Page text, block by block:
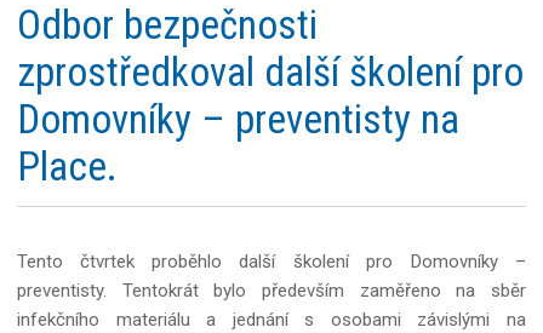
Odbor bezpečnosti
zprostředkoval další školení pro
Domovníky – preventisty na
Place.
Tento čtvrtek proběhlo další školení pro Domovníky –
preventisty. Tentokrát bylo především zaměřeno na sběr
infekčního materiálu a jednání s osobami závislými na